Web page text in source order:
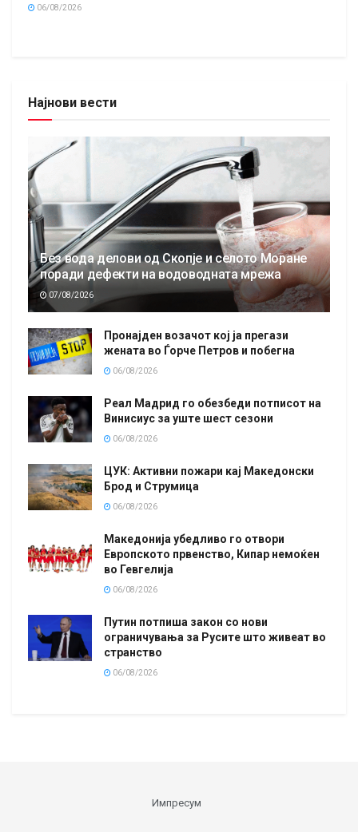
06/08/2026
Најнови вести
Без вода делови од Скопје и селото Моране
поради дефекти на водоводната мрежа
07/08/2026
Пронајден возачот кој ја прегази
жената во Ѓорче Петров и побегна
06/08/2026
Реал Мадрид го обезбеди потписот на
Винисиус за уште шест сезони
06/08/2026
ЦУК: Активни пожари кај Македонски
Брод и Струмица
06/08/2026
Македонија убедливо го отвори
Европското првенство, Кипар немоќен
во Гевгелија
06/08/2026
Путин потпиша закон со нови
ограничувања за Русите што живеат во
странство
06/08/2026
Импресум